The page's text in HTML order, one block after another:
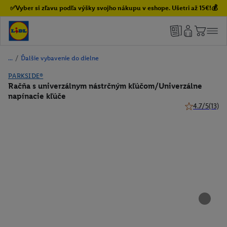
✅Vyber si zľavu podľa výšky svojho nákupu v eshope. Ušetri až 15€!💰
/ Ďalšie vybavenie do dielne
PARKSIDE®
Račňa s univerzálnym nástrčným kľúčom/Univerzálne
napínacie kľúče
4.7/5(13)